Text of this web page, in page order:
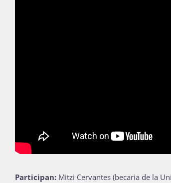
Participan: Mitzi Cervantes (becaria de la